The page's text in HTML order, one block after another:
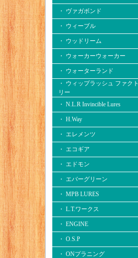
・ ヴァガボンド
・ ウィーブル
・ ウッドリーム
・ ウォーカーウォーカー
・ ウォーターランド
・ ウィップラッシュ ファクト
リー
・ N.L.R Invincible Lures
・ H.Way
・ エレメンツ
・ エコギア
・ エドモン
・ エバーグリーン
・ MPB LURES
・ L.T.ワークス
・ ENGINE
・ O.S.P
・ ONプラニング